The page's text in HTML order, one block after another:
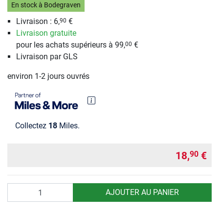
En stock à Bodegraven
Livraison : 6,90 €
Livraison gratuite
pour les achats supérieurs à 99,00 €
Livraison par GLS
environ 1-2 jours ouvrés
Collectez 18 Miles.
18,90 €
AJOUTER AU PANIER